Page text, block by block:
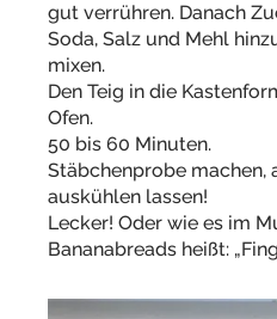
gut verrühren. Danach
Soda, Salz und Mehl
mixen.
Den Teig in die
Ofen.
50 bis 60 Minuten.
Stäbchenprobe machen,
auskühlen lassen!
Lecker! Oder wie es im
Bananabreads heißt: